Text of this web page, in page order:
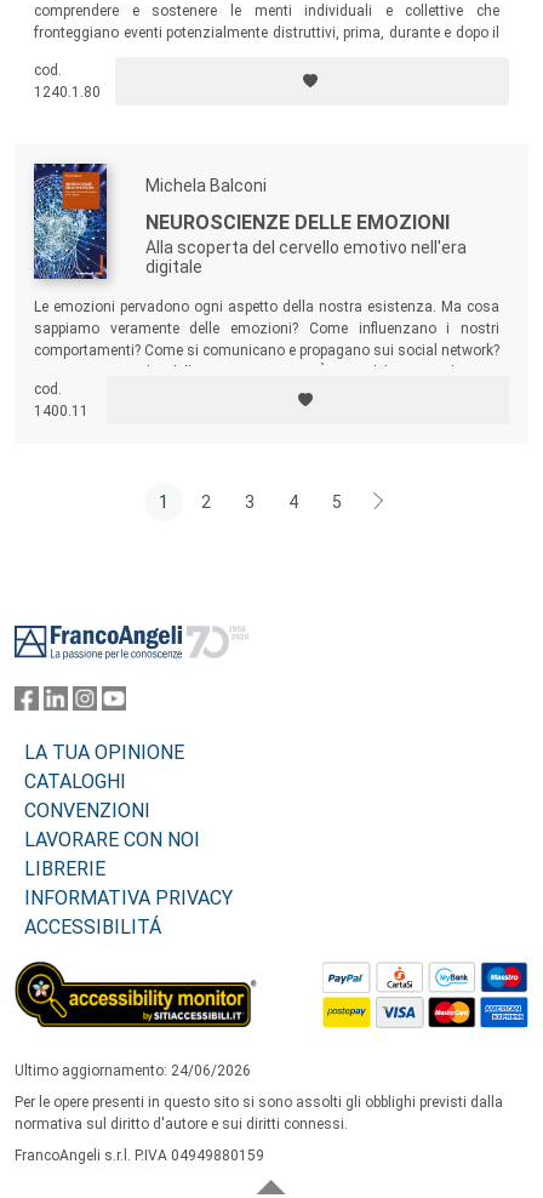
comprendere e sostenere le menti individuali e collettive che
fronteggiano eventi potenzialmente distruttivi, prima, durante e dopo il
desidera specializzare la propria formazione psicologica ma anche per
i diversi professionisti dell’emergenza sanitaria, sociale e di protezione
cod.
1240.1.80
Michela Balconi
NEUROSCIENZE DELLE EMOZIONI
Alla scoperta del cervello emotivo nell'era
digitale
Le emozioni pervadono ogni aspetto della nostra esistenza. Ma cosa
sappiamo veramente delle emozioni? Come influenzano i nostri
comportamenti? Come si comunicano e propagano sui social network?
emotiva uomo-robot? Un viaggio affascinante attraverso le scoperte
delle neuroscienze.
cod.
1400.11
1 2 3 4 5
LA TUA OPINIONE
CATALOGHI
CONVENZIONI
LAVORARE CON NOI
LIBRERIE
INFORMATIVA PRIVACY
ACCESSIBILITÁ
Ultimo aggiornamento: 24/06/2026
Per le opere presenti in questo sito si sono assolti gli obblighi previsti dalla
normativa sul diritto d'autore e sui diritti connessi.
FrancoAngeli s.r.l. P.IVA 04949880159